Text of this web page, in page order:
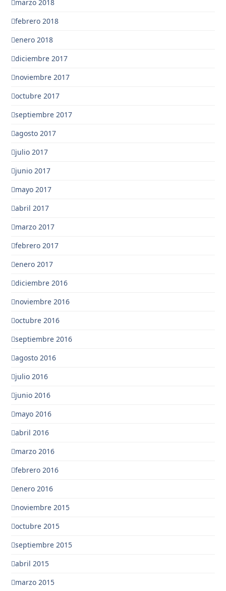
marzo 2018
febrero 2018
enero 2018
diciembre 2017
noviembre 2017
octubre 2017
septiembre 2017
agosto 2017
julio 2017
junio 2017
mayo 2017
abril 2017
marzo 2017
febrero 2017
enero 2017
diciembre 2016
noviembre 2016
octubre 2016
septiembre 2016
agosto 2016
julio 2016
junio 2016
mayo 2016
abril 2016
marzo 2016
febrero 2016
enero 2016
noviembre 2015
octubre 2015
septiembre 2015
abril 2015
marzo 2015